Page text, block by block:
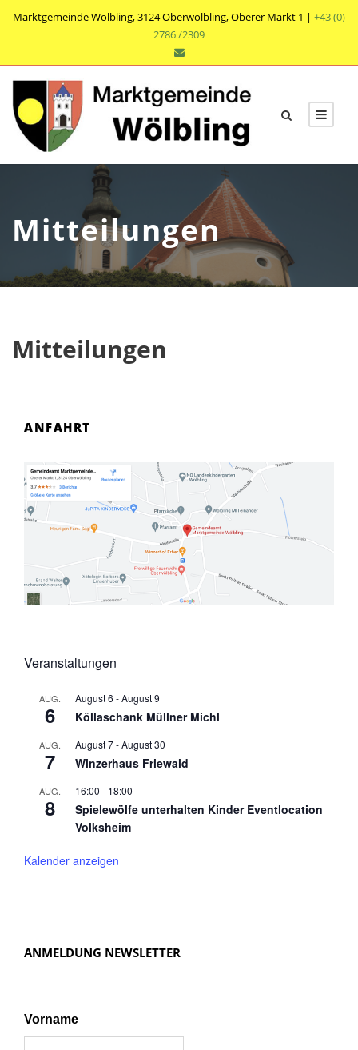
Marktgemeinde Wölbling, 3124 Oberwölbling, Oberer Markt 1 | +43 (0)
2786 /2309
Mitteilungen
Mitteilungen
ANFAHRT
Veranstaltungen
AUG.
6
August 6 -August 9
Köllaschank Müllner Michl
AUG.
7
August 7-August 30
Winzerhaus Friewald
AUG.
8
16:00 - 18:00
Spielewölfe unterhalten Kinder Eventlocation
Volksheim
Kalender anzeigen
ANMELDUNG NEWSLETTER
Vorname